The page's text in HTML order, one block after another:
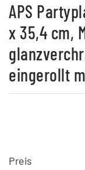
APS
x 35,4 cm,
eingerollt
Preis